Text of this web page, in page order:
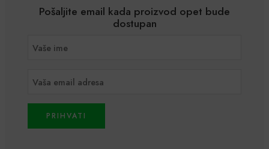
Pošaljite email kada proizvod opet bude
dostupan
PRIHVATI